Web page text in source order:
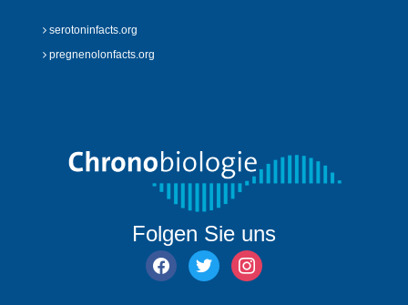
serotoninfacts.org
pregnenolonfacts.org
Folgen Sie uns
facebook
twitter instagram